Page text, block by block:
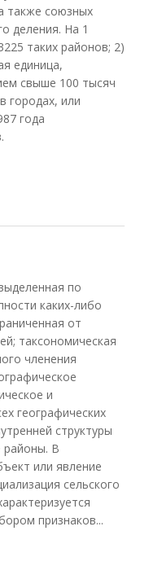
также союзных
деления. На 1
таких районов; 2)
единица,
свыше 100 тысяч
городах, или
года
по
каких-либо
от
таксономическая
членения
и
географических
структуры
районы. В
или явление
сельского
признаков...